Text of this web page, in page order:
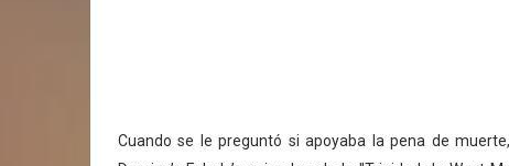
Cuando se le preguntó si apoyaba la pena de